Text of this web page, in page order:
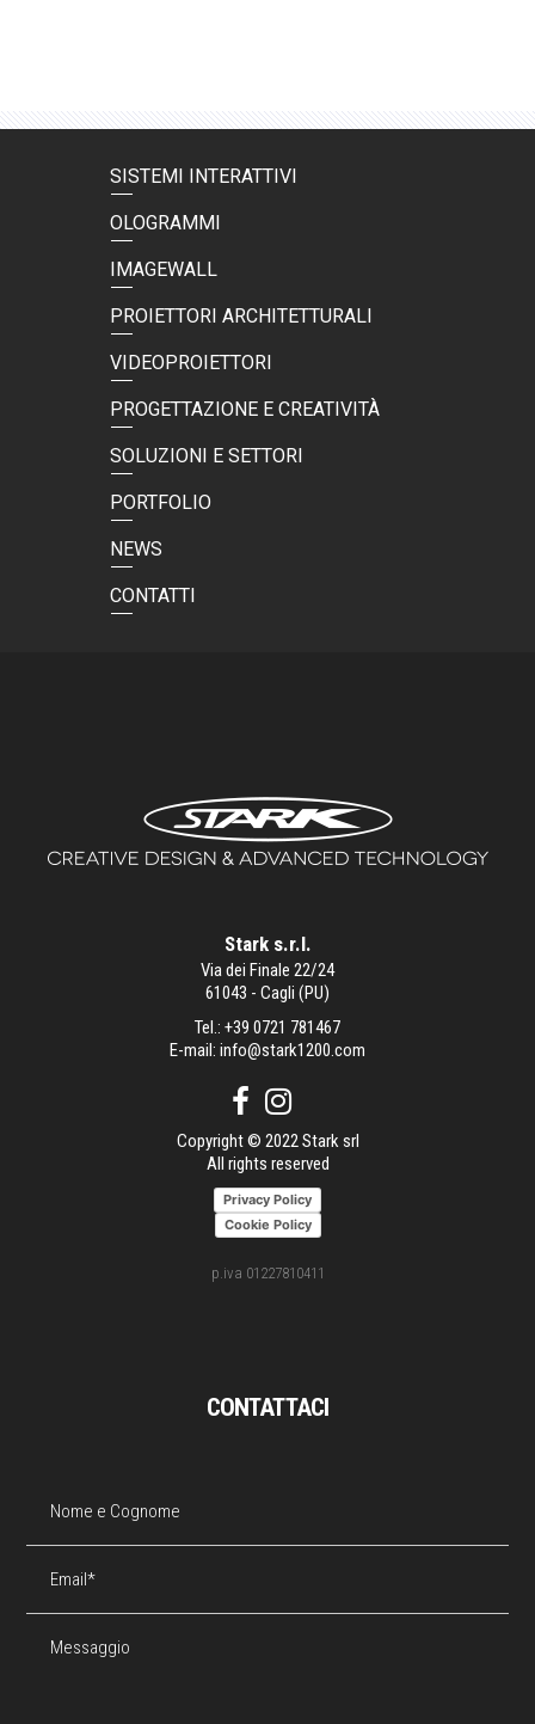
SISTEMI INTERATTIVI
OLOGRAMMI
IMAGEWALL
PROIETTORI ARCHITETTURALI
VIDEOPROIETTORI
PROGETTAZIONE E CREATIVITÀ
SOLUZIONI E SETTORI
PORTFOLIO
NEWS
CONTATTI
CONTATTACI
Stark s.r.l.
Via dei Finale 22/24
61043 - Cagli (PU)
Tel.: +39 0721 781467
E-mail: info@stark1200.com
Copyright © 2022 Stark srl
All rights reserved
Privacy Policy
Cookie Policy
p.iva 01227810411